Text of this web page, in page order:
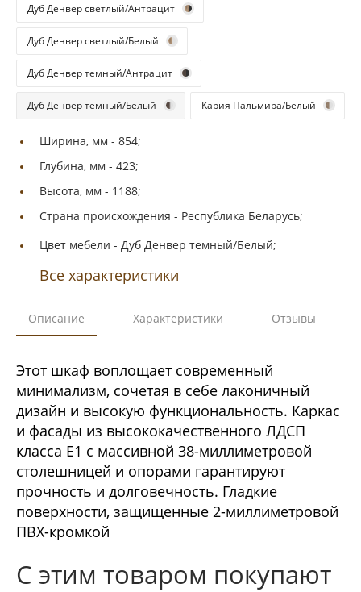
Дуб Денвер светлый/Антрацит
Дуб Денвер светлый/Белый
Дуб Денвер темный/Антрацит
Дуб Денвер темный/Белый Кария Пальмира/Белый
Ширина, мм - 854;
Глубина, мм - 423;
Высота, мм - 1188;
Страна происхождения - Республика Беларусь;
Цвет мебели - Дуб Денвер темный/Белый;
Все характеристики
Описание Характеристики Отзывы
Этот шкаф воплощает современный
минимализм, сочетая в себе лаконичный
дизайн и высокую функциональность. Каркас
и фасады из высококачественного ЛДСП
класса Е1 с массивной 38-миллиметровой
столешницей и опорами гарантируют
прочность и долговечность. Гладкие
поверхности, защищенные 2-миллиметровой
ПВХ-кромкой
С этим товаром покупают